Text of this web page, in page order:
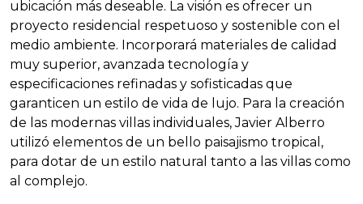
ubicación más deseable. La visión es ofrecer un
proyecto residencial respetuoso y sostenible con el
medio ambiente. Incorporará materiales de calidad
muy superior, avanzada tecnología y
especificaciones refinadas y sofisticadas que
garanticen un estilo de vida de lujo. Para la creación
de las modernas villas individuales, Javier Alberro
utilizó elementos de un bello paisajismo tropical,
para dotar de un estilo natural tanto a las villas como
al complejo.